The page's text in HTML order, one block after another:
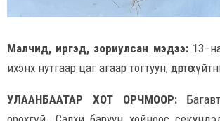
Малчид, иргэд, зориулсан мэдээ:
ихэнх нутгаар цаг агаар тогтуун, өдөртөө
УЛААНБААТАР ХОТ ОРЧМООР: